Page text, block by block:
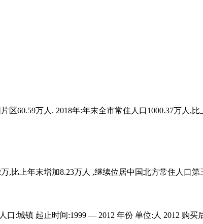
区60.59万人. 2018年:年末全市常住人口1000.37万人,比
,比上年末增加8.23万人 ,继续位居中国北方常住人口第
:城镇 起止时间:1999 — 2012 年份 单位:人 2012 购买